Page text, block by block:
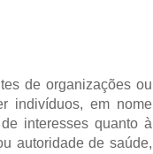
de organizações ou
indivíduos, em nome
interesses quanto à
autoridade de saúde,